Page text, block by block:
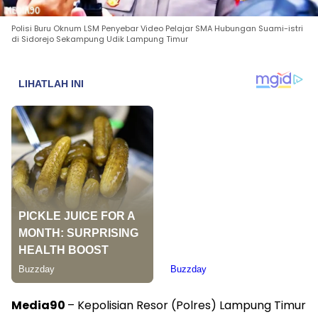
Polisi Buru Oknum LSM Penyebar Video Pelajar SMA Hubungan Suami-istri
di Sidorejo Sekampung Udik Lampung Timur
Media90 – Kepolisian Resor (Polres) Lampung Timur